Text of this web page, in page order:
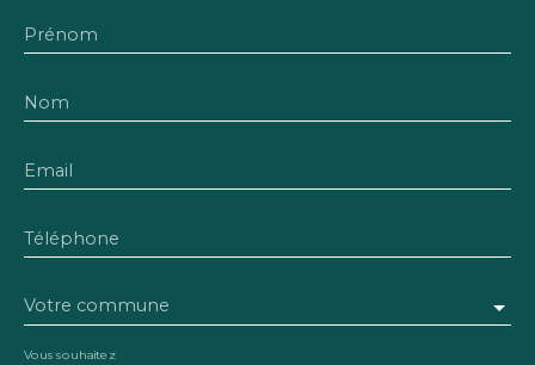
Prénom
Nom
Email
Téléphone
Votre commune
Vous souhaitez